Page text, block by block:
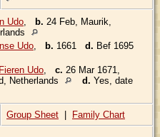
Udo b. 24 Feb, Maurik,
Udo b. 1661 d. Bef 1695
Udo c. 26 Mar 1671,
Netherlands
d. Yes, date
Group Sheet | Family Chart